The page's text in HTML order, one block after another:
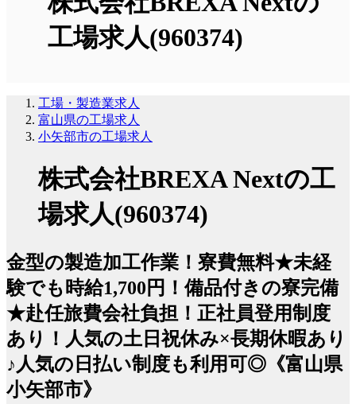
工場求人(960374)
工場・製造業求人
富山県の工場求人
小矢部市の工場求人
株式会社BREXA Nextの工
場求人(960374)
金型の製造加工作業！寮費無料★未経
験でも時給1,700円！備品付きの寮完備
★赴任旅費会社負担！正社員登用制度
あり！人気の土日祝休み×長期休暇あり
♪人気の日払い制度も利用可◎《富山県
小矢部市》